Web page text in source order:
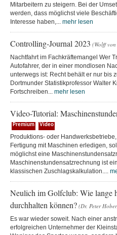
Mitarbeitern zu steigern. Bei der
werden, dass möglichst viele
Interesse haben,... mehr lesen
Controlling-Journal 2023 (Wolff
Nachtfahrt im Fachkräftemangel Wer
Autofahrer, der in einer mondlosen
unterwegs ist: Recht behält er nur bis
Dortmunder Statistikprofessor Walter
Fortschreiben... mehr lesen
Video-Tutorial:
Premium Video
Produktions- oder
Fertigung mit Maschinen erledigen,
möglichst eine
Maschinenstundensatzrechnung ist
klassischen Zuschlagskalkulation....
Neulich im Golfclub: Wie lange
durchhalten können? (Dr. Peter
Es war wieder soweit. Nach einer
erfolgreichen Unternehmer der